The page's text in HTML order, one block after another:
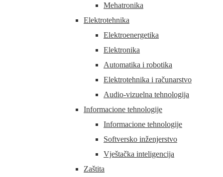
Mehatronika
Elektrotehnika
Elektroenergetika
Elektronika
Automatika i robotika
Elektrotehnika i računarstvo
Audio-vizuelna tehnologija
Informacione tehnologije
Informacione tehnologije
Softversko inženjerstvo
Vještačka inteligencija
Zaštita